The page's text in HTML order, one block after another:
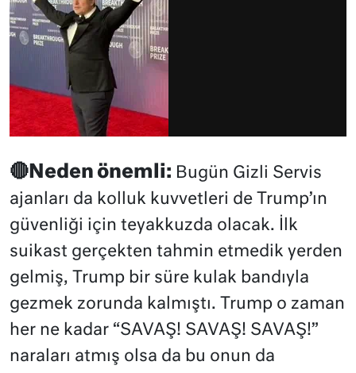
🔴Neden önemli: Bugün Gizli Servis
ajanları da kolluk kuvvetleri de Trump’ın
güvenliği için teyakkuzda olacak. İlk
suikast gerçekten tahmin etmedik yerden
gelmiş, Trump bir süre kulak bandıyla
gezmek zorunda kalmıştı. Trump o zaman
her ne kadar “SAVAŞ! SAVAŞ! SAVAŞ!”
naraları atmış olsa da bu onun da